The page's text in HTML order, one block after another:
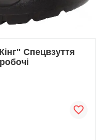
Спецвзуття